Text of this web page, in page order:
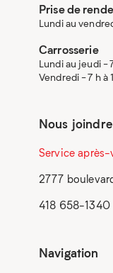
Prise de
Lundi au
Carrosserie
Lundi au jeudi -
Vendredi - 7 h à
Nous joindre
Service
2777
418 658-1340
Navigation